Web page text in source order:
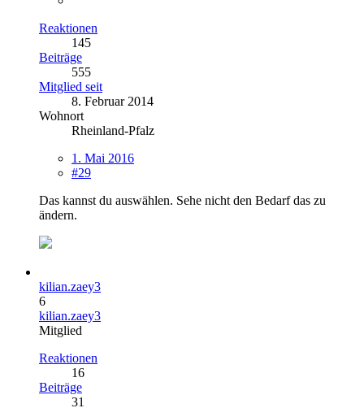
Reaktionen
145
Beiträge
555
Mitglied seit
8. Februar 2014
Wohnort
Rheinland-Pfalz
1. Mai 2016
#29
Das kannst du auswählen. Sehe nicht den Bedarf das zu
ändern.
kilian.zaey3
6
kilian.zaey3
Mitglied
Reaktionen
16
Beiträge
31